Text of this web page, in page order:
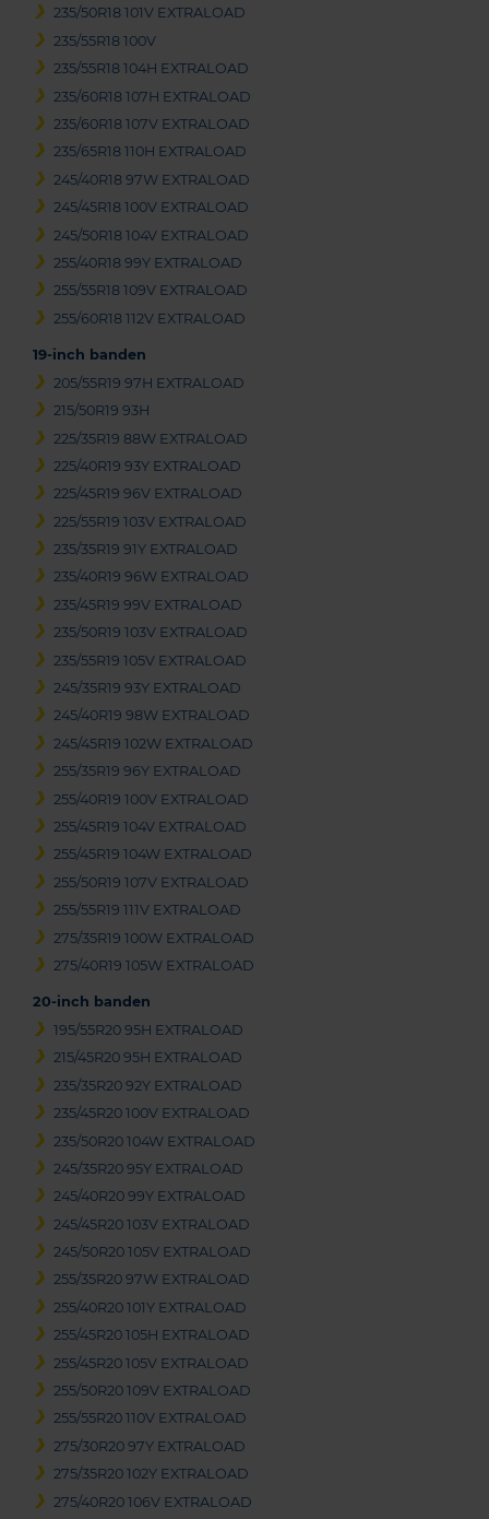
235/50R18 101V EXTRALOAD
235/55R18 100V
235/55R18 104H EXTRALOAD
235/60R18 107H EXTRALOAD
235/60R18 107V EXTRALOAD
235/65R18 110H EXTRALOAD
245/40R18 97W EXTRALOAD
245/45R18 100V EXTRALOAD
245/50R18 104V EXTRALOAD
255/40R18 99Y EXTRALOAD
255/55R18 109V EXTRALOAD
255/60R18 112V EXTRALOAD
19-inch banden
205/55R19 97H EXTRALOAD
215/50R19 93H
225/35R19 88W EXTRALOAD
225/40R19 93Y EXTRALOAD
225/45R19 96V EXTRALOAD
225/55R19 103V EXTRALOAD
235/35R19 91Y EXTRALOAD
235/40R19 96W EXTRALOAD
235/45R19 99V EXTRALOAD
235/50R19 103V EXTRALOAD
235/55R19 105V EXTRALOAD
245/35R19 93Y EXTRALOAD
245/40R19 98W EXTRALOAD
245/45R19 102W EXTRALOAD
255/35R19 96Y EXTRALOAD
255/40R19 100V EXTRALOAD
255/45R19 104V EXTRALOAD
255/45R19 104W EXTRALOAD
255/50R19 107V EXTRALOAD
255/55R19 111V EXTRALOAD
275/35R19 100W EXTRALOAD
275/40R19 105W EXTRALOAD
20-inch banden
195/55R20 95H EXTRALOAD
215/45R20 95H EXTRALOAD
235/35R20 92Y EXTRALOAD
235/45R20 100V EXTRALOAD
235/50R20 104W EXTRALOAD
245/35R20 95Y EXTRALOAD
245/40R20 99Y EXTRALOAD
245/45R20 103V EXTRALOAD
245/50R20 105V EXTRALOAD
255/35R20 97W EXTRALOAD
255/40R20 101Y EXTRALOAD
255/45R20 105H EXTRALOAD
255/45R20 105V EXTRALOAD
255/50R20 109V EXTRALOAD
255/55R20 110V EXTRALOAD
275/30R20 97Y EXTRALOAD
275/35R20 102Y EXTRALOAD
275/40R20 106V EXTRALOAD